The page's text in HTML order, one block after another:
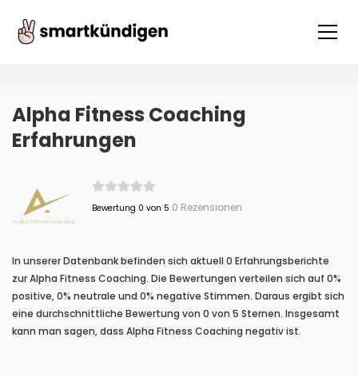
Alpha Fitness Coaching
Erfahrungen
Bewertung 0 von 5 0 Rezensionen
In unserer Datenbank befinden sich aktuell 0 Erfahrungsberichte
zur Alpha Fitness Coaching. Die Bewertungen verteilen sich auf 0%
positive, 0% neutrale und 0% negative Stimmen. Daraus ergibt sich
eine durchschnittliche Bewertung von 0 von 5 Sternen. Insgesamt
kann man sagen, dass Alpha Fitness Coaching negativ ist.